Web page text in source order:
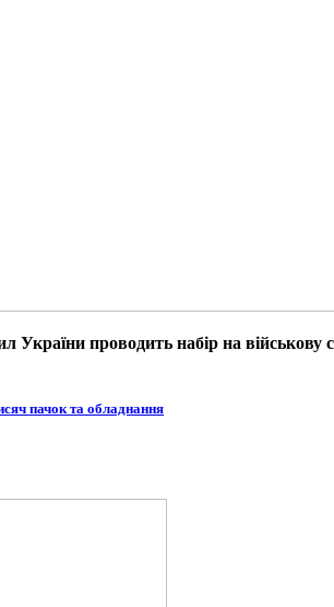
України проводить набір на
пачок та обладнання